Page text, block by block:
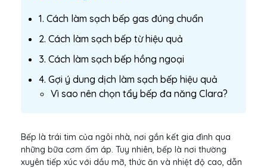
1. Cách làm sạch bếp gas đúng chuẩn
2. Cách làm sạch bếp từ hiệu quả
3. Cách làm sạch bếp hồng ngoại
4. Gợi ý dung dịch làm sạch bếp hiệu quả
Vì sao nên chọn tẩy bếp đa năng Clara?
Bếp là trái tim của ngôi nhà, nơi gắn kết gia đình qua
những bữa cơm ấm áp. Tuy nhiên, bếp là nơi thường
xuyên tiếp xúc với dầu mỡ, thức ăn và nhiệt độ cao, dẫn